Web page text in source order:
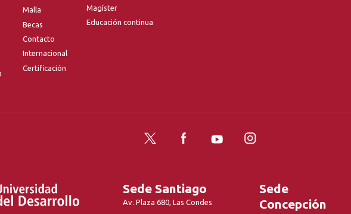
Malla
Becas
Contacto
Internacional
Certificación
Magíster
Educación continua
Twitter FacebookYouTubeInstagram
Sede Santiago
Av. Plaza 680, Las Condes
Sede
Concepción